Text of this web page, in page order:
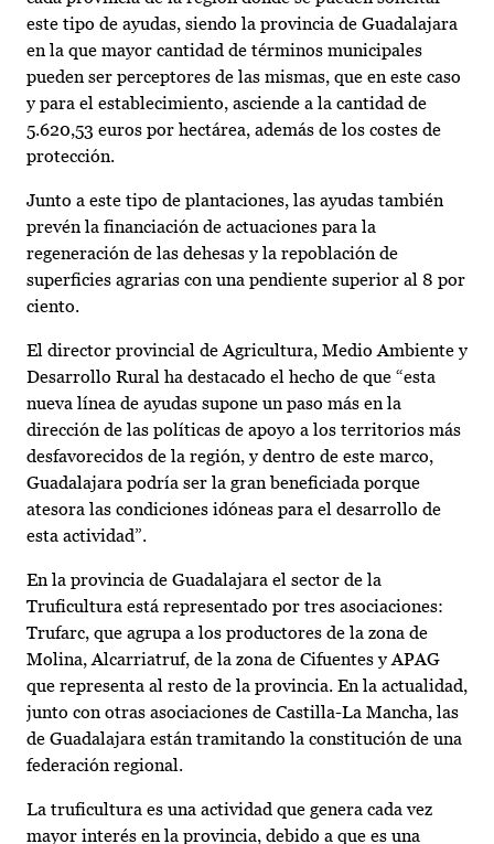
este tipo de ayudas, siendo la provincia de Guadalajara
en la que mayor cantidad de términos municipales
pueden ser perceptores de las mismas, que en este caso
y para el establecimiento, asciende a la cantidad de
5.620,53 euros por hectárea, además de los costes de
protección.
Junto a este tipo de plantaciones, las ayudas también
prevén la financiación de actuaciones para la
regeneración de las dehesas y la repoblación de
superficies agrarias con una pendiente superior al 8 por
ciento.
El director provincial de Agricultura, Medio Ambiente y
Desarrollo Rural ha destacado el hecho de que “esta
nueva línea de ayudas supone un paso más en la
dirección de las políticas de apoyo a los territorios más
desfavorecidos de la región, y dentro de este marco,
Guadalajara podría ser la gran beneficiada porque
atesora las condiciones idóneas para el desarrollo de
esta actividad”.
En la provincia de Guadalajara el sector de la
Truficultura está representado por tres asociaciones:
Trufarc, que agrupa a los productores de la zona de
Molina, Alcarriatruf, de la zona de Cifuentes y APAG
que representa al resto de la provincia. En la actualidad,
junto con otras asociaciones de Castilla-La Mancha, las
de Guadalajara están tramitando la constitución de una
federación regional.
La truficultura es una actividad que genera cada vez
mayor interés en la provincia, debido a que es una